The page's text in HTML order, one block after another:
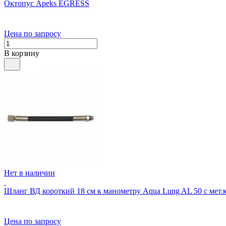
Октопус Apeks EGRESS
Цена по запросу
В корзину
Нет в наличии
Шланг ВД короткий 18 см к манометру Aqua Lung AL 50 c
Цена по запросу